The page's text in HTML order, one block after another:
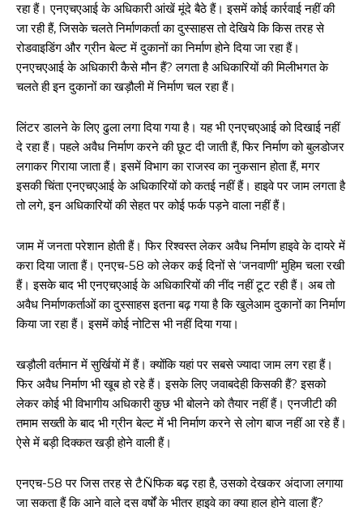
रहा हैं। एनएचएआई के अधिकारी आंखें मूंदे बैठे हैं। इसमें कोई कार्रवाई नहीं की
जा रही हैं, जिसके चलते निर्माणकर्ता का दुस्साहस तो देखिये कि किस तरह से
रोडवाइडिंग और ग्रीन बेल्ट में दुकानों का निर्माण होने दिया जा रहा हैं।
एनएचएआई के अधिकारी कैसे मौन हैं? लगता है अधिकारियों की मिलीभगत के
चलते ही इन दुकानों का खड़ौली में निर्माण चल रहा हैं।
लिंटर डालने के लिए ढुला लगा दिया गया है। यह भी एनएचएआई को दिखाई नहीं
दे रहा हैं। पहले अवैध निर्माण करने की छूट दी जाती हैं, फिर निर्माण को बुलडोजर
लगाकर गिराया जाता हैं। इसमें विभाग का राजस्व का नुकसान होता हैं, मगर
इसकी चिंता एनएचएआई के अधिकारियों को कतई नहीं हैं। हाइवे पर जाम लगता है
तो लगे, इन अधिकारियों की सेहत पर कोई फर्क पड़ने वाला नहीं हैं।
जाम में जनता परेशान होती हैं। फिर रिश्वस्त लेकर अवैध निर्माण हाइवे के दायरे में
करा दिया जाता हैं। एनएच-58 को लेकर कई दिनों से ‘जनवाणी’ मुहिम चला रखी
हैं। इसके बाद भी एनएचएआई के अधिकारियों की नींद नहीं टूट रही हैं। अब तो
अवैध निर्माणकर्ताओं का दुस्साहस इतना बढ़ गया है कि खुलेआम दुकानों का निर्माण
किया जा रहा हैं। इसमें कोई नोटिस भी नहीं दिया गया।
खड़ौली वर्तमान में सुर्खियों में हैं। क्योंकि यहां पर सबसे ज्यादा जाम लग रहा हैं।
फिर अवैध निर्माण भी खूब हो रहे हैं। इसके लिए जवाबदेही किसकी हैं? इसको
लेकर कोई भी विभागीय अधिकारी कुछ भी बोलने को तैयार नहीं हैं। एनजीटी की
तमाम सख्ती के बाद भी ग्रीन बेल्ट में भी निर्माण करने से लोग बाज नहीं आ रहे हैं।
ऐसे में बड़ी दिक्कत खड़ी होने वाली हैं।
एनएच-58 पर जिस तरह से टैÑफिक बढ़ रहा है, उसको देखकर अंदाजा लगाया
जा सकता हैं कि आने वाले दस वर्षों के भीतर हाइवे का क्या हाल होने वाला हैं?